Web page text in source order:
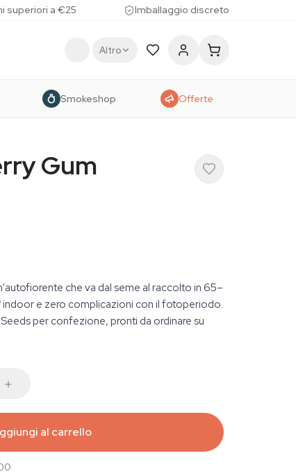
superiori a €25 Imballaggio discreto
Altro
Smokeshop Offerte
Gum
che va dal seme al raccolto in 65–
indoor e zero complicazioni con il fotoperiodo.
per confezione, pronti da ordinare su
al carrello